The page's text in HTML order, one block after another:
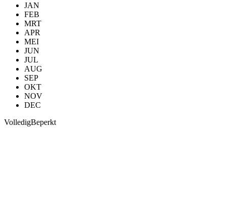
JAN
FEB
MRT
APR
MEI
JUN
JUL
AUG
SEP
OKT
NOV
DEC
VolledigBeperkt